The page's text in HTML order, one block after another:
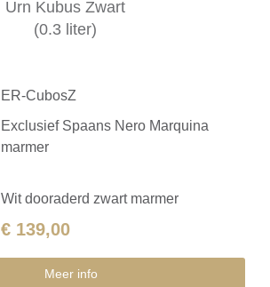
ER-CubosZ
Exclusief Spaans Nero Marquina
marmer
Wit dooraderd zwart marmer
€ 139,00
Meer info